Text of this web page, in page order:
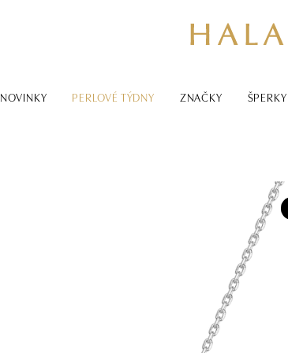
NOVINKY PERLOVÉ TÝDNY ZNAČKY ŠPERKY